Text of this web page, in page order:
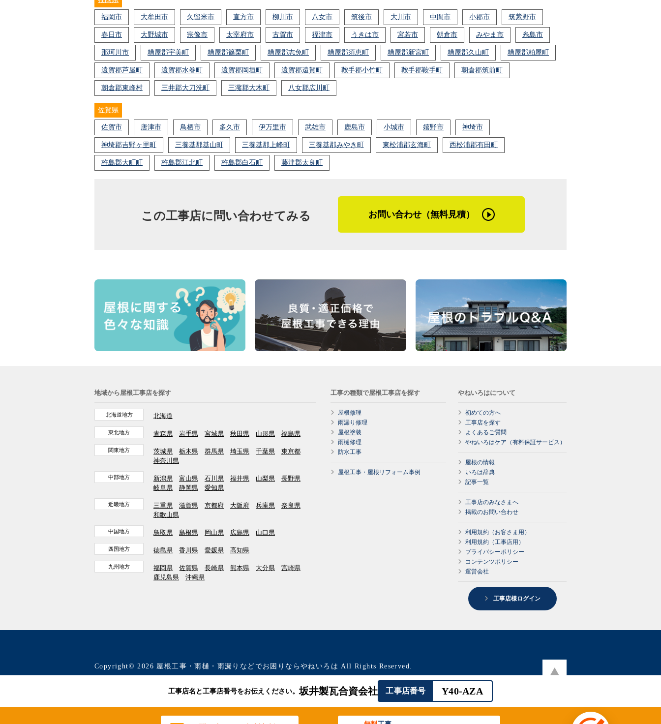
福岡市 大牟田市 久留米市 直方市 柳川市 八女市 筑後市 大川市 中間市 小郡市 筑紫野市
春日市 大野城市 宗像市 太宰府市 古賀市 福津市 うきは市 宮若市 朝倉市 みやま市 糸島市
那珂川市 糟屋郡宇美町 糟屋郡篠栗町 糟屋郡志免町 糟屋郡須恵町 糟屋郡新宮町 糟屋郡久山町 糟屋郡粕屋町
遠賀郡芦屋町 遠賀郡水巻町 遠賀郡岡垣町 遠賀郡遠賀町 鞍手郡小竹町 鞍手郡鞍手町 朝倉郡筑前町
朝倉郡東峰村 三井郡大刀洗町 三潴郡大木町 八女郡広川町
佐賀県
佐賀市 唐津市 鳥栖市 多久市 伊万里市 武雄市 鹿島市 小城市 嬉野市 神埼市
神埼郡吉野ヶ里町 三養基郡基山町 三養基郡上峰町 三養基郡みやき町 東松浦郡玄海町 西松浦郡有田町
杵島郡大町町 杵島郡江北町 杵島郡白石町 藤津郡太良町
この工事店に問い合わせてみる お問い合わせ（無料見積）
地域から屋根工事店を探す
北海道地方 北海道
東北地方 青森県 岩手県 宮城県 秋田県 山形県 福島県
関東地方 茨城県 栃木県 群馬県 埼玉県 千葉県
東京都
神奈川県
中部地方 新潟県 富山県 石川県 福井県 山梨県
長野県
岐阜県
静岡県 愛知県
近畿地方 三重県 滋賀県 京都府 大阪府 兵庫県
奈良県
和歌山県
中国地方 鳥取県 島根県 岡山県 広島県 山口県
四国地方 徳島県 香川県 愛媛県 高知県
九州地方 福岡県 佐賀県 長崎県 熊本県 大分県
宮崎県
鹿児島県
沖縄県
工事の種類で屋根工事店を探す
屋根修理
雨漏り修理
屋根塗装
雨樋修理
防水工事
屋根工事・屋根リフォーム事例
やねいろはについて
初めての方へ
工事店を探す
よくあるご質問
やねいろはケア（有料保証サービス）
屋根の情報
いろは辞典
記事一覧
工事店のみなさまへ
掲載のお問い合わせ
利用規約（お客さま用）
利用規約（工事店用）
プライバシーポリシー
コンテンツポリシー
運営会社
工事店様ログイン
Copyright© 2026 屋根工事・雨樋・雨漏りなどでお困りならやねいろは All Rights Reserved.
工事店名と工事店番号をお伝えください。 坂井製瓦合資会社 工事店番号 Y40-AZA